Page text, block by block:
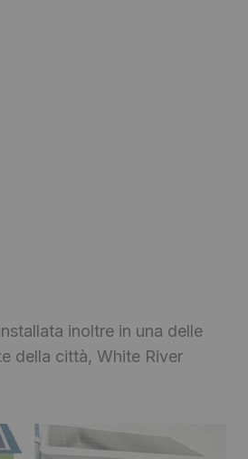
inoltre in una delle
della città, White River